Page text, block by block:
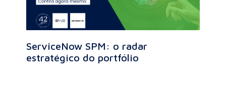
ServiceNow SPM: o radar
estratégico do portfólio